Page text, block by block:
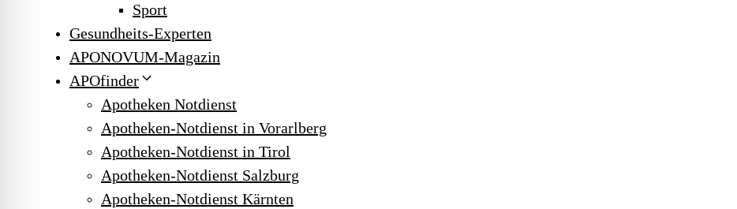
Sport
Gesundheits-Experten
APONOVUM-Magazin
APOfinder
Apotheken Notdienst
Apotheken-Notdienst in Vorarlberg
Apotheken-Notdienst in Tirol
Apotheken-Notdienst Salzburg
Apotheken-Notdienst Kärnten